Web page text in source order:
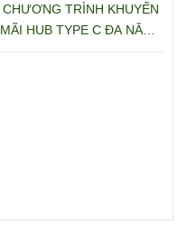
CHƯƠNG TRÌNH KHUYẾN
MÃI HUB TYPE C ĐA NĂNG